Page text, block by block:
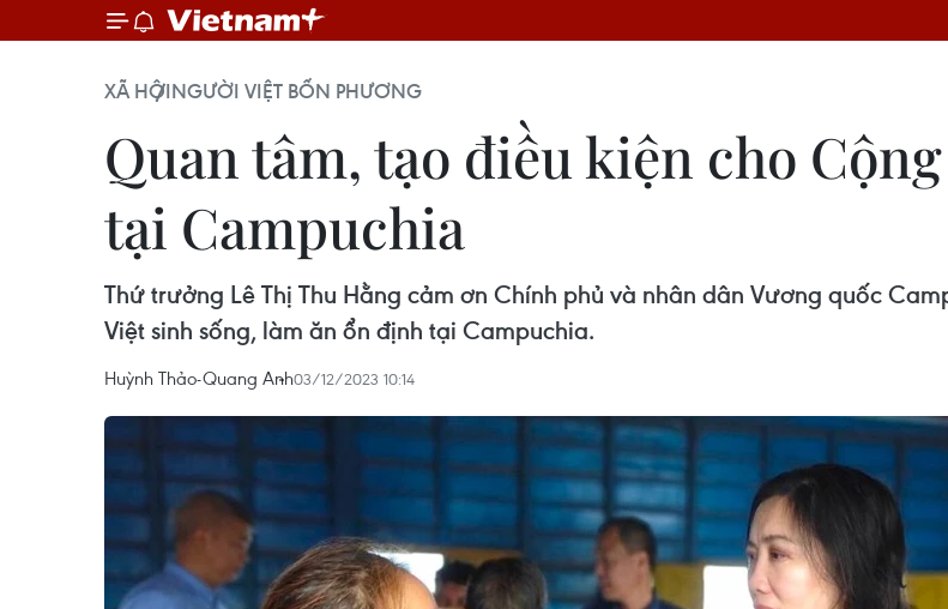
XÃ HỘINGƯỜI VIỆT BỐN PHƯƠNG
Quan tâm, tạo điều kiện cho
tại Campuchia
Thứ trưởng Lê Thị Thu Hằng cảm ơn Chính phủ và nhân dân Vương quốc
Việt sinh sống, làm ăn ổn định tại Campuchia.
Huỳnh Thảo-Quang Anh03/12/2023 10:14